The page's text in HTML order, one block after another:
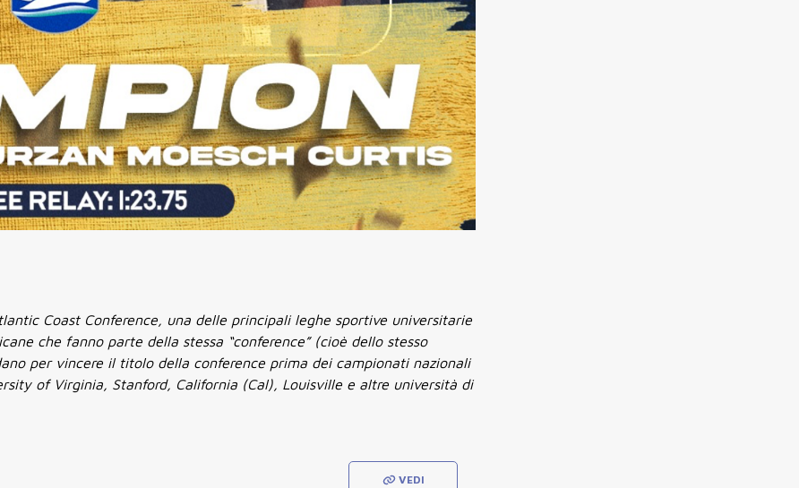
Coast Conference, una delle principali leghe sportive universitarie
che fanno parte della stessa “conference” (cioè dello stesso
per vincere il titolo della conference prima dei campionati nazionali
of Virginia, Stanford, California (Cal), Louisville e altre università di
VEDI